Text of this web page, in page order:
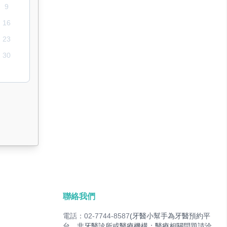
9
16
23
30
聯絡我們
電話：02-7744-8587(牙醫小幫手為牙醫預約平